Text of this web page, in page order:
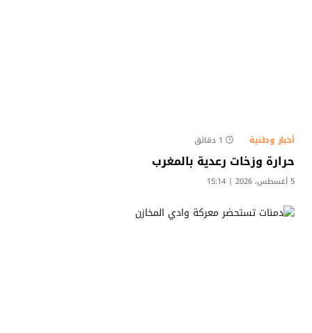
أخبار وطنية 1 دقائق
حرارة وزخات رعدية بالمغرب
5 أغسطس، 2026 | 15:14